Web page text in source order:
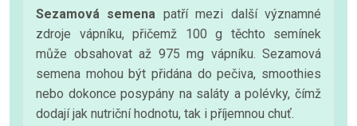
Sezamová semena patří mezi další významné
zdroje vápníku, přičemž 100 g těchto semínek
může obsahovat až 975 mg vápníku. Sezamová
semena mohou být přidána do pečiva, smoothies
nebo dokonce posypány na saláty a polévky, čímž
dodají jak nutriční hodnotu, tak i příjemnou chuť.